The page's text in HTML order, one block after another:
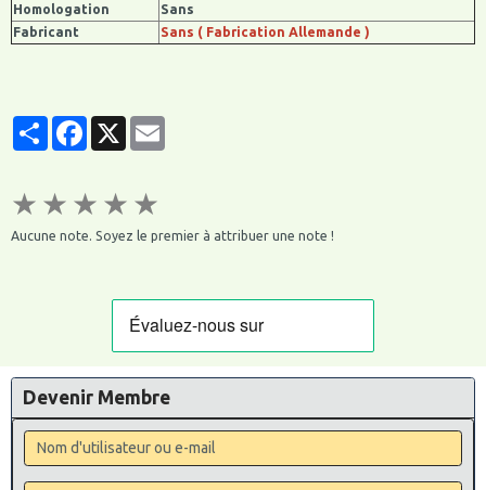
Homologation
Sans
Fabricant
Sans ( Fabrication Allemande )
PartagerFacebook
X
★ ★ ★ ★ ★
Aucune note. Soyez le premier à attribuer une note !
Devenir Membre